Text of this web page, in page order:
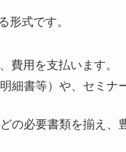
式です。
費用を支払います。
細書等）や、セミナ
の必要書類を揃え、